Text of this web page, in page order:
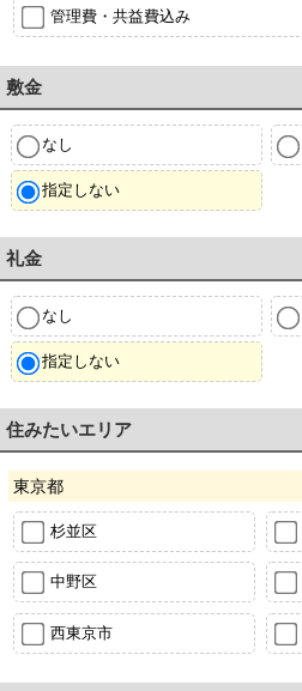
管理費・共益費込み
敷金
なし
指定しない
礼金
なし
指定しない
住みたいエリア
東京都
杉並区
中野区
西東京市